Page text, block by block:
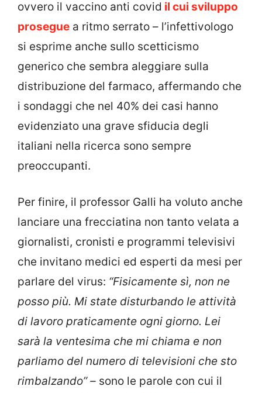
ovvero il vaccino anti covid il cui sviluppo
prosegue a ritmo serrato – l’infettivologo
si esprime anche sullo scetticismo
generico che sembra aleggiare sulla
distribuzione del farmaco, affermando che
i sondaggi che nel 40% dei casi hanno
evidenziato una grave sfiducia degli
italiani nella ricerca sono sempre
preoccupanti.
Per finire, il professor Galli ha voluto anche
lanciare una frecciatina non tanto velata a
giornalisti, cronisti e programmi televisivi
che invitano medici ed esperti da mesi per
parlare del virus: “Fisicamente sì, non ne
posso più. Mi state disturbando le attività
di lavoro praticamente ogni giorno. Lei
sarà la ventesima che mi chiama e non
parliamo del numero di televisioni che sto
rimbalzando” – sono le parole con cui il